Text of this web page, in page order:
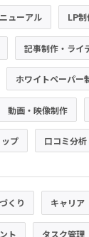
ューアル LP
記事制作・ライ
ホワイトペーパー
動画・映像制作
プ 口コミ分
くり キャリア
ト タスク管理